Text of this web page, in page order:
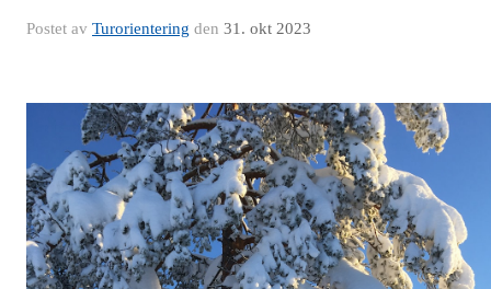
Postet av Turorientering den 31. okt 2023